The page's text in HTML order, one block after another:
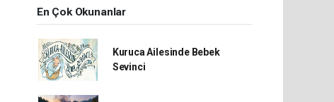
En Çok Okunanlar
Kuruca Ailesinde Bebek
Sevinci